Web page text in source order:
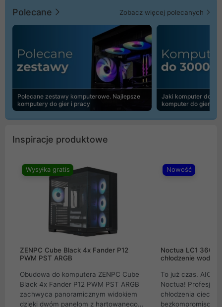
Polecane Zobacz więcej polecanych
Polecane zestawy komputerowe. Najlepsze
komputery do gier i pracy
Jaki komputer do
komputer do gier |
Inspiracje produktowe
Wysyłka gratis
ZENPC Cube Black 4x Fander P12
PWM PST ARGB
Obudowa do komputera ZENPC Cube
Black 4x Fander P12 PWM PST ARGB
zachwyca panoramicznym widokiem
dzięki dwóm panelom z hartowanego
Nowość
Noctua LC1
chłodzenie wodne
To już czas. AIO
Noctua!
chłodzenia cieczą